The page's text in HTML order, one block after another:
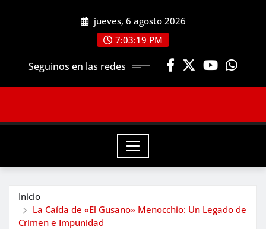
jueves, 6 agosto 2026
7:03:20 PM
Seguinos en las redes
Inicio
La Caída de «El Gusano» Menocchio: Un Legado de
Crimen e Impunidad